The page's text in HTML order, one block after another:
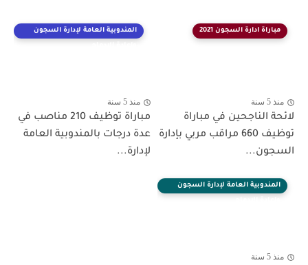
مباراة ادارة السجون 2021
منذ 5 سنة
لائحة الناجحين في مباراة
توظيف 660 مراقب مربي بإدارة
السجون...
المندوبية العامة لإدارة السجون
منذ 5 سنة
مباراة توظيف 210 مناصب في
عدة درجات بالمندوبية العامة
لإدارة...
المندوبية العامة لإدارة السجون
منذ 5 سنة